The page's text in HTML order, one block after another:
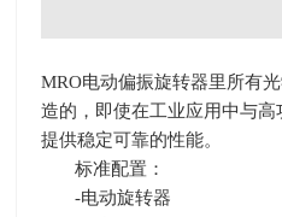
MRO电动偏振旋转器里所有
造的，即使在工业应用中与
提供稳定可靠的性能。
标准配置：
-电动旋转器